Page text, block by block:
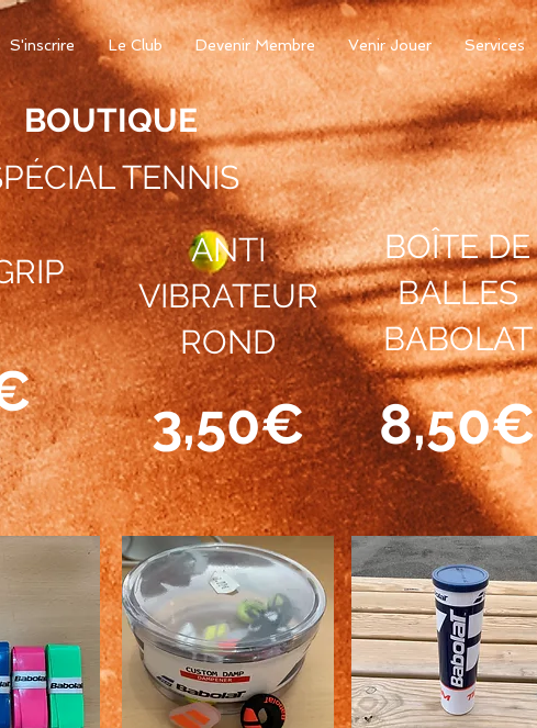
S'inscrire Le Club Devenir Membre Venir Jouer Services
BOUTIQUE
TENNIS
ANTI
VIBRATEUR
ROND
3,50€
BOÎTE DE
BALLES
BABOLAT
8,50€